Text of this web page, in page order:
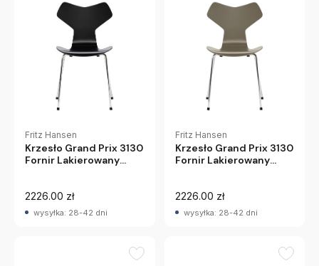
Fritz Hansen
Krzesło Grand Prix 3130
Fornir Lakierowany
2226.00 zł
wysyłka: 28-42 dni
Fritz Hansen
Krzesło Grand Prix 3130
Fornir Lakierowany
2226.00 zł
wysyłka: 28-42 dni